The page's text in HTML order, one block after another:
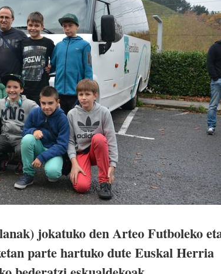
jokatuko den Arteo Futboleko
parte hartuko dute Euskal Herria